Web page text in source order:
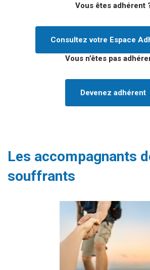
Vous êtes adhérent
Consultez votre Espace
Vous n’êtes pas
Devenez adhérent
Les accompagnants
souffrants